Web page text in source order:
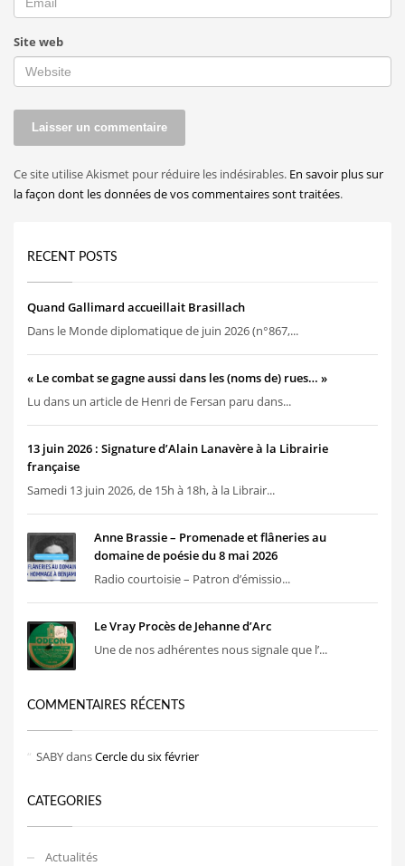
Site web
Ce site utilise Akismet pour réduire les indésirables. En savoir plus sur
la façon dont les données de vos commentaires sont traitées.
RECENT POSTS
Quand Gallimard accueillait Brasillach
Dans le Monde diplomatique de juin 2026 (n°867,...
« Le combat se gagne aussi dans les (noms de) rues… »
Lu dans un article de Henri de Fersan paru dans...
13 juin 2026 : Signature d’Alain Lanavère à la Librairie
française
Samedi 13 juin 2026, de 15h à 18h, à la Librair...
Anne Brassie – Promenade et flâneries au
domaine de poésie du 8 mai 2026
Radio courtoisie – Patron d’émissio...
Le Vray Procès de Jehanne d’Arc
Une de nos adhérentes nous signale que l’...
COMMENTAIRES RÉCENTS
SABYdansCercle du six février
CATEGORIES
Actualités